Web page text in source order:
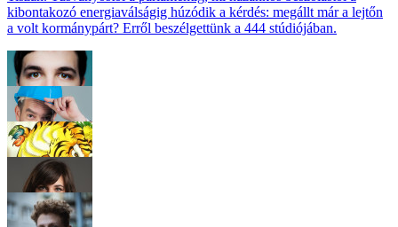
kibontakozó energiaválságig húzódik a kérdés: megállt már a lejtőn
a volt kormánypárt? Erről beszélgettünk a 444 stúdiójában.